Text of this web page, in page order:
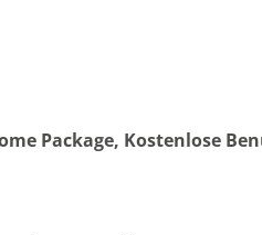
Package, Kostenlose